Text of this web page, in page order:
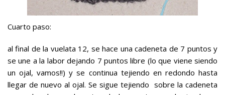
Cuarto paso:
al final de la vuelata 12, se hace una cadeneta de 7 puntos y
se une a la labor dejando 7 puntos libre (lo que viene siendo
un ojal, vamos!!) y se continua tejiendo en redondo hasta
llegar de nuevo al ojal. Se sigue tejiendo sobre la cadeneta